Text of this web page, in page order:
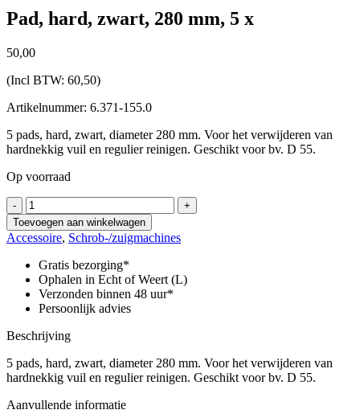
Pad, hard, zwart, 280 mm, 5 x
50,00
(Incl BTW: 60,50)
Artikelnummer: 6.371-155.0
5 pads, hard, zwart, diameter 280 mm. Voor het verwijderen van
hardnekkig vuil en regulier reinigen. Geschikt voor bv. D 55.
Op voorraad
-
Pad,
hard,
zwart,
280
mm,
5
x
aantal
+
Toevoegen aan winkelwagen
Accessoire, Schrob-/zuigmachines
Gratis bezorging*
Ophalen in Echt of Weert (L)
Verzonden binnen 48 uur*
Persoonlijk advies
Beschrijving
5 pads, hard, zwart, diameter 280 mm. Voor het verwijderen van
hardnekkig vuil en regulier reinigen. Geschikt voor bv. D 55.
Aanvullende informatie